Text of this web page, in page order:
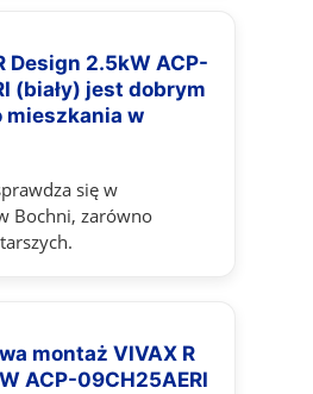
Design 2.5kW ACP-
(biały) jest dobrym
mieszkania w
się w
Bochni, zarówno
montaż VIVAX R
ACP-09CH25AERI